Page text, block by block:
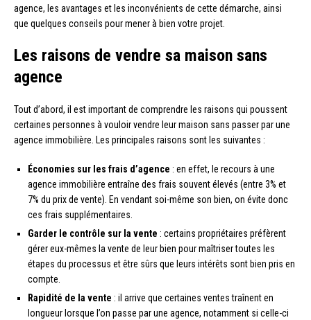
agence, les avantages et les inconvénients de cette démarche, ainsi
que quelques conseils pour mener à bien votre projet.
Les raisons de vendre sa maison sans
agence
Tout d’abord, il est important de comprendre les raisons qui poussent
certaines personnes à vouloir vendre leur maison sans passer par une
agence immobilière. Les principales raisons sont les suivantes :
Économies sur les frais d’agence : en effet, le recours à une
agence immobilière entraîne des frais souvent élevés (entre 3% et
7% du prix de vente). En vendant soi-même son bien, on évite donc
ces frais supplémentaires.
Garder le contrôle sur la vente : certains propriétaires préfèrent
gérer eux-mêmes la vente de leur bien pour maîtriser toutes les
étapes du processus et être sûrs que leurs intérêts sont bien pris en
compte.
Rapidité de la vente : il arrive que certaines ventes traînent en
longueur lorsque l’on passe par une agence, notamment si celle-ci